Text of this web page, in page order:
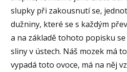
slupky při zakousnutí se,
dužniny, které se s každým
a na základě tohoto popisku
sliny v ústech. Náš mozek má
vypadá toto ovoce, má na něj